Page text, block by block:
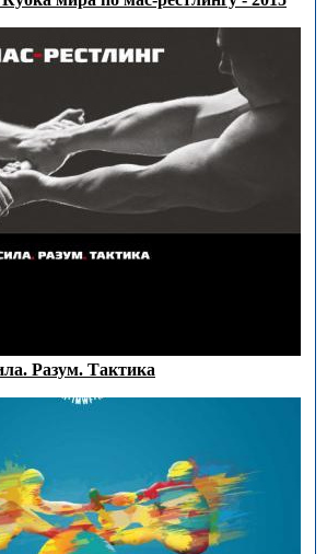
Разум. Тактика